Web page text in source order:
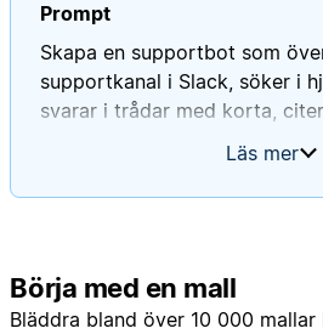
Prompt
Skapa en supportbot som
supportkanal i Slack, söker i
svarar i trådar med korta,
som alla frågor och svar
en uppgift i en databas för
feedbackreaktionerna 👍 och
uppdatera statusen för frågan
Läs mer
Börja med en mall
Bläddra bland över 10 000